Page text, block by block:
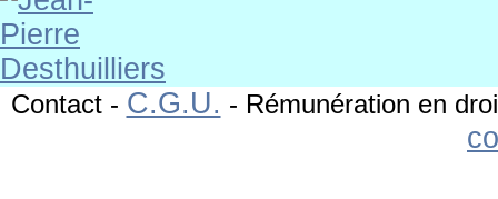
Contact- C.G.U. - Rémunération en